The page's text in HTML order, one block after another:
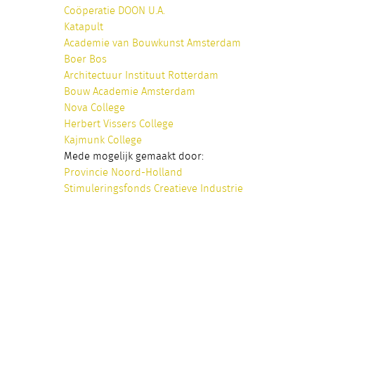
Coöperatie DOON U.A.
Katapult
Academie van Bouwkunst Amsterdam
Boer Bos
Architectuur Instituut Rotterdam
Bouw Academie Amsterdam
Nova College
Herbert Vissers College
Kajmunk College
Mede mogelijk gemaakt door:
Provincie Noord-Holland
Stimuleringsfonds Creatieve Industrie